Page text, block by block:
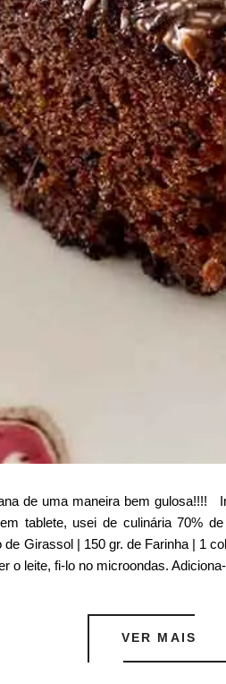
de uma maneira bem gulosa!!!!
tablete, usei de culinária 70%
de Girassol | 150 gr. de Farinha | 1
o leite, fi-lo no microondas.
VER MAIS